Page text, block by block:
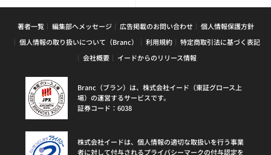
著者一覧 編集部へメッセージ 広告掲載のお問い合わせ
個人情報保護方針
個人情報の取り扱いについて（Branc）
利用規約
特定商取引法に基づく表記
会社概要
イードからのリリース情報
Branc（ブラン）は、株式会社イード（東証グロース上
場）の運営するサービスです。
証券コード：6038
株式会社イードは、個人情報の適切な取扱いを行う事業
者に対して付与されるプライバシーマークの付与認定を